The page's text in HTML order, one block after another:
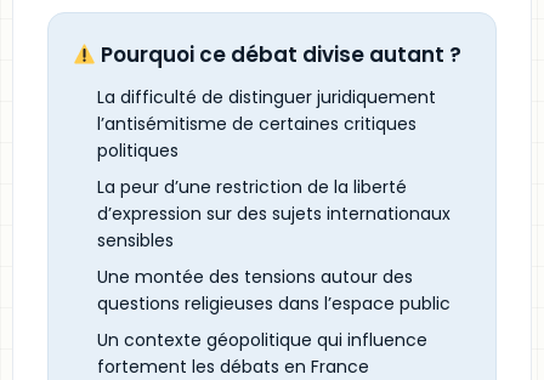
Pourquoi ce débat divise autant ?
La difficulté de distinguer juridiquement
l’antisémitisme de certaines critiques
politiques
La peur d’une restriction de la liberté
d’expression sur des sujets internationaux
sensibles
Une montée des tensions autour des
questions religieuses dans l’espace public
Un contexte géopolitique qui influence
fortement les débats en France